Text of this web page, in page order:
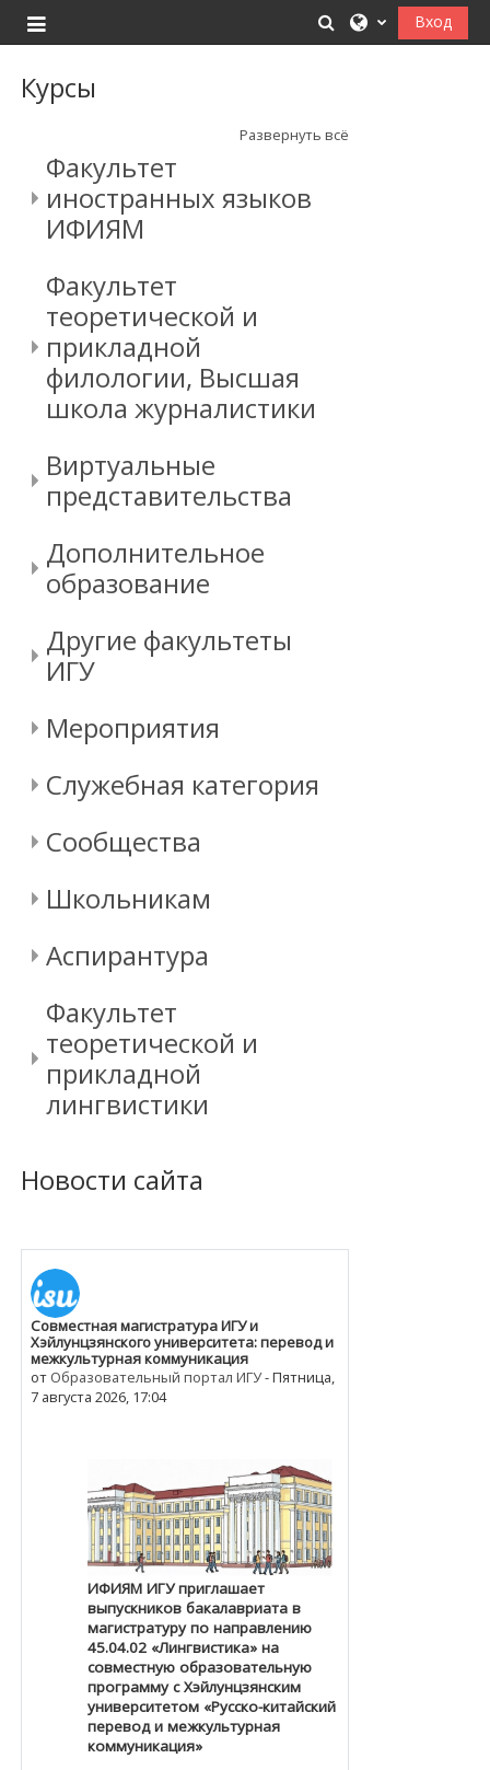
Боковая панель
ИзменитьВход
Курсы
Развернуть всё
Факультет
иностранных языков
ИФИЯМ
Факультет
теоретической и
прикладной
филологии, Высшая
школа журналистики
Виртуальные
представительства
Дополнительное
образование
Другие факультеты
ИГУ
Мероприятия
Служебная категория
Сообщества
Школьникам
Аспирантура
Факультет
теоретической и
прикладной
лингвистики
Новости сайта
Совместная магистратура ИГУ и
Хэйлунцзянского университета: перевод и
межкультурная коммуникация
от Образовательный портал ИГУ-Пятница,
7 августа 2026, 17:04
ИФИЯМ ИГУ приглашает
выпускников бакалавриата в
магистратуру по направлению
45.04.02 «Лингвистика» на
совместную образовательную
программу с Хэйлунцзянским
университетом «Русско-китайский
перевод и межкультурная
коммуникация»